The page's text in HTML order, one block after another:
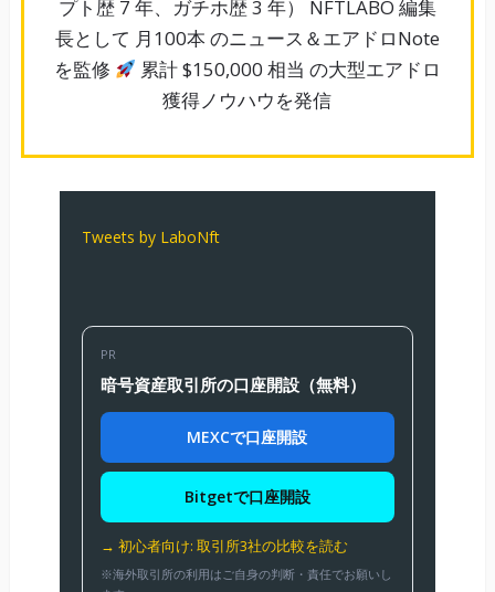
長として 月100本 のニュース＆エアドロNote
を監修
累計 $150,000 相当 の大型エアドロ
獲得ノウハウを発信
PR
暗号資産取引所の口座開設（無料）
MEXCで口座開設
Bitgetで口座開設
→ 初心者向け: 取引所3社の比較を読む
※海外取引所の利用はご自身の判断・責任でお願いし
ます。